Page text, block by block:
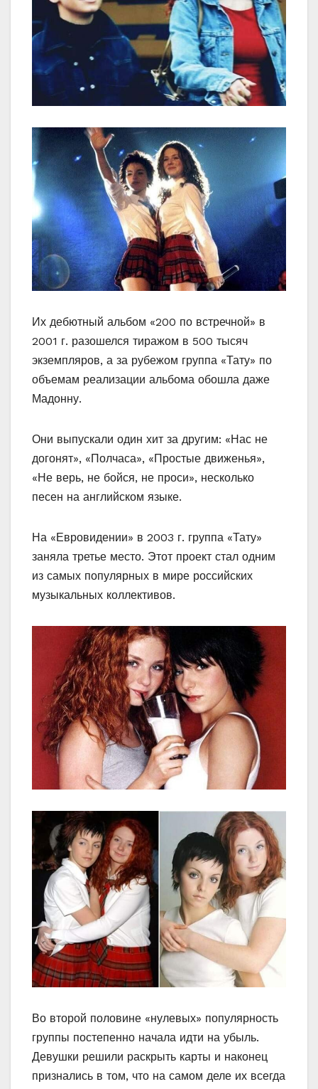
Их дебютный альбом «200 по встречной» в
2001 г. разошелся тиражом в 500 тысяч
экземпляров, а за рубежом группа «Тату» по
объемам реализации альбома обошла даже
Мадонну.
Они выпускали один хит за другим: «Нас не
догонят», «Полчаса», «Простые движенья»,
«Не верь, не бойся, не проси», несколько
песен на английском языке.
На «Евровидении» в 2003 г. группа «Тату»
заняла третье место. Этот проект стал одним
из самых популярных в мире российских
музыкальных коллективов.
Во второй половине «нулевых» популярность
группы постепенно начала идти на убыль.
Девушки решили раскрыть карты и наконец
признались в том, что на самом деле их всегда